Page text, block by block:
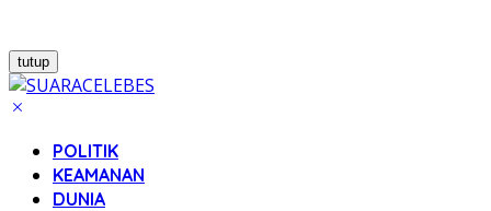
tutup
POLITIK
KEAMANAN
DUNIA